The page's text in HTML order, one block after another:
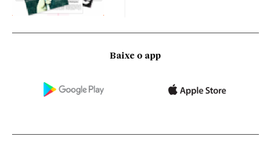
Baixe o app